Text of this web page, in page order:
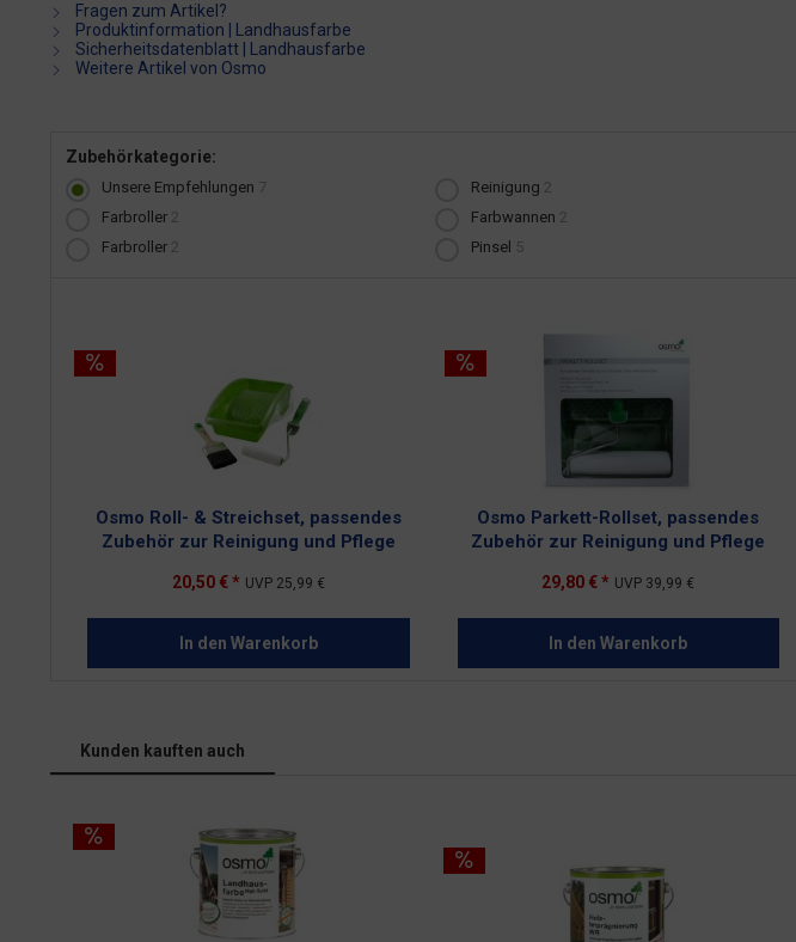
Fragen zum Artikel?
Produktinformation | Landhausfarbe
Sicherheitsdatenblatt | Landhausfarbe
Weitere Artikel von Osmo
Zubehörkategorie:
Unsere Empfehlungen 7 Reinigung 2
Farbroller 2 Farbwannen 2
Farbroller 2 Pinsel 5
Osmo Roll- & Streichset, passendes
Zubehör zur Reinigung und Pflege
20,50 € * UVP 25,99 €
In den Warenkorb
Osmo Parkett-Rollset, passendes
Zubehör zur Reinigung und Pflege
29,80 € * UVP 39,99 €
In den Warenkorb
Kunden kauften auch